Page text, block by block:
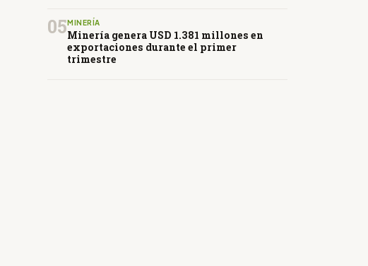
05 MINERÍA
Minería genera USD 1.381 millones en
exportaciones durante el primer
trimestre